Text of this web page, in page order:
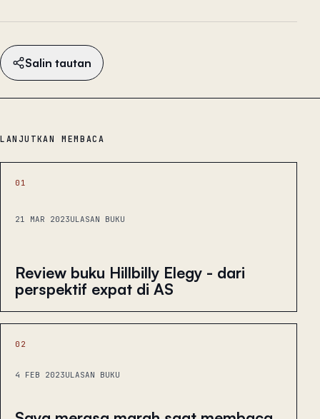
Salin tautan
LANJUTKAN MEMBACA
01
21 MAR 2023ULASAN BUKU
Review buku Hillbilly Elegy - dari
perspektif expat di AS
02
4 FEB 2023ULASAN BUKU